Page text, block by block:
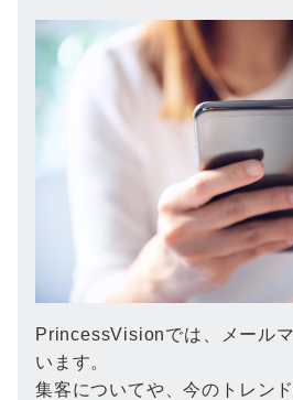
PrincessVisionでは、メール
います。
集客についてや、今のトレン